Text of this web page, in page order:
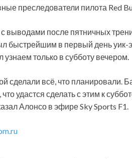
преследователи пилота Red
с выводами после пятничных
быстрейшим в первый день уик-
узнаем только в субботу вечером.
сделали всё, что планировали.
удастся сделать с этим к
Алонсо в эфире Sky Sports F1.